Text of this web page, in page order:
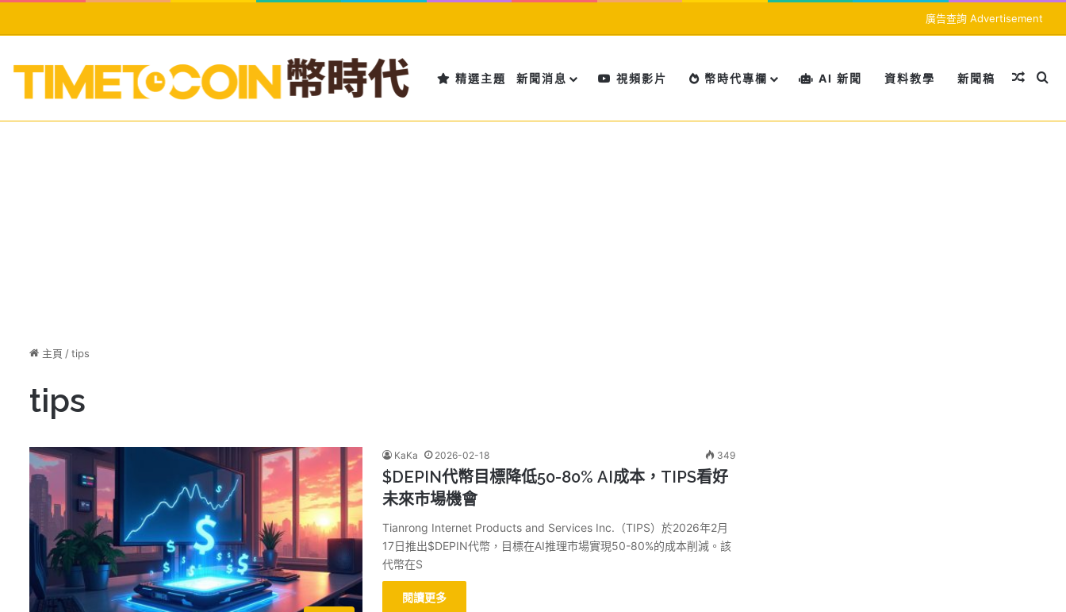
廣告查詢 Advertisement
精選主題 新聞消息 視頻影片 幣時代專欄 AI 新聞 資料教學 新聞稿 隨機文
搜
主頁 /tips
tips
KaKa 2026-02-18 349
$DEPIN代幣目標降低50-80% AI成本，TIPS看好
未來市場機會
Tianrong Internet Products and Services Inc.（TIPS）於2026年2月
17日推出$DEPIN代幣，目標在AI推理市場實現50-80%的成本削減。該
代幣在S
閱讀更多